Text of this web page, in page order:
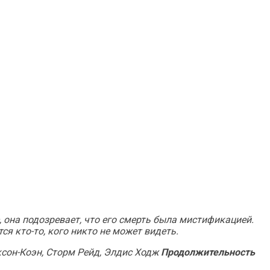
подозревает, что его смерть была мистификацией.
кто-то, кого никто не может видеть.
Коэн, Сторм Рейд, Элдис ХоджПродолжительность